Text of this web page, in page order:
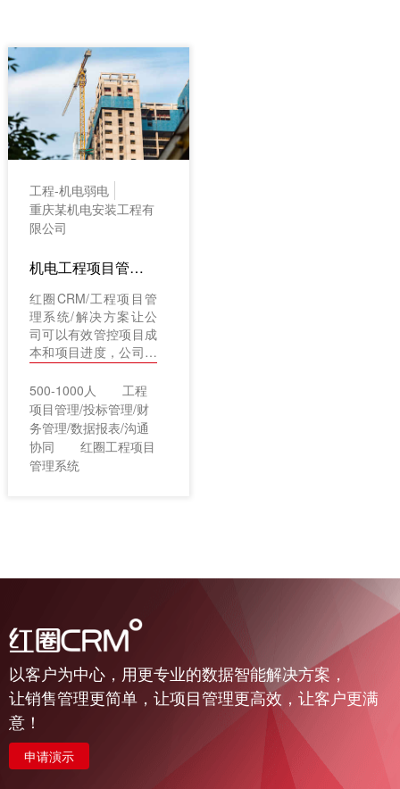
工程-机电弱电
重庆某机电安装工程有
限公司
机电工程项目管理案例：重庆某机电安装工程有限公司（工程项目管理系统/解决方案）
红圈CRM/工程项目管
理系统/解决方案让公
司可以有效管控项目成
本和项目进度，公司的
项目管理水平得到了有
效提升。
500-1000人
工程
项目管理/投标管理/财
务管理/数据报表/沟通
协同
红圈工程项目
管理系统
以客户为中心，用更专业的数据智能解决方案，
让销售管理更简单，让项目管理更高效，让客户更满
意！
申请演示